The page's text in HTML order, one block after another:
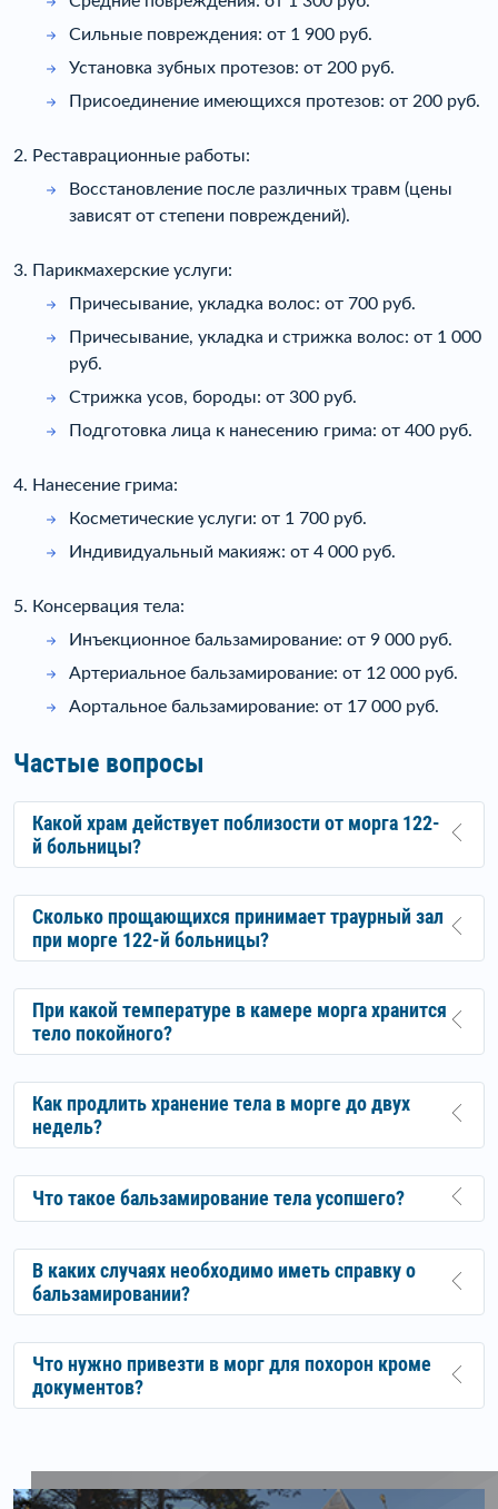
Сильные повреждения: от 1 900 руб.
Установка зубных протезов: от 200 руб.
Присоединение имеющихся протезов: от 200 руб.
2. Реставрационные работы:
Восстановление после различных травм (цены
зависят от степени повреждений).
3. Парикмахерские услуги:
Причесывание, укладка волос: от 700 руб.
Причесывание, укладка и стрижка волос: от 1 000
руб.
Стрижка усов, бороды: от 300 руб.
Подготовка лица к нанесению грима: от 400 руб.
4. Нанесение грима:
Косметические услуги: от 1 700 руб.
Индивидуальный макияж: от 4 000 руб.
5. Консервация тела:
Инъекционное бальзамирование: от 9 000 руб.
Артериальное бальзамирование: от 12 000 руб.
Аортальное бальзамирование: от 17 000 руб.
Частые вопросы
Какой храм действует поблизости от морга 122-
й больницы?
Сколько прощающихся принимает траурный зал
при морге 122-й больницы?
При какой температуре в камере морга хранится
тело покойного?
Как продлить хранение тела в морге до двух
недель?
Что такое бальзамирование тела усопшего?
В каких случаях необходимо иметь справку о
бальзамировании?
Что нужно привезти в морг для похорон кроме
документов?